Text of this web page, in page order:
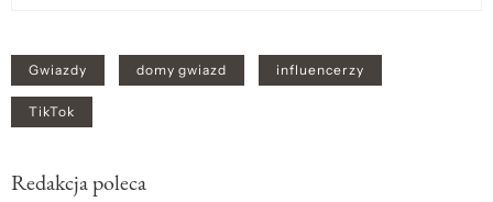
Gwiazdy domy gwiazd influencerzy
TikTok
Redakcja poleca